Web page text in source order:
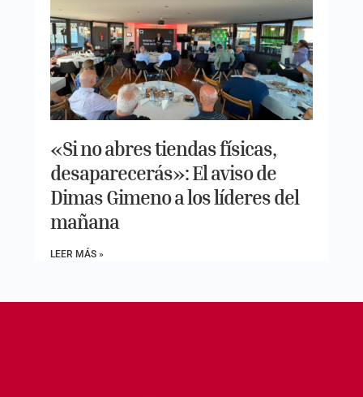
«Si no abres tiendas físicas,
desaparecerás»: El aviso de
Dimas Gimeno a los líderes del
mañana
LEER MÁS »